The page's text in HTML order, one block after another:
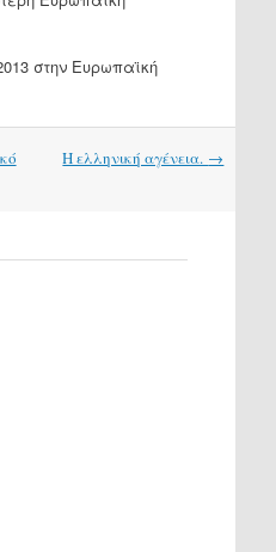
στην Ευρωπαϊκή
H ελληνική αγένεια. →